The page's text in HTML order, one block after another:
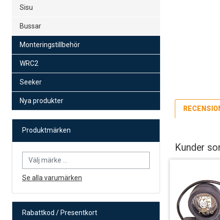
Sisu
Bussar
Monteringstillbehör
WRC2
Seeker
Nya produkter
Produktmärken
Se alla varumärken
Rabattkod / Presentkort
Kunder